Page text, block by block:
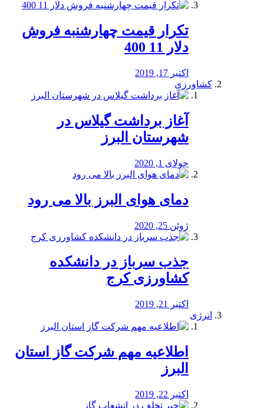
تکرار قیمت چهارشنبه فروش
دلار 11 400
اکتبر 17, 2019
کشاورزی
آغاز برداشت گیلاس در
شهرستان البرز
جولای 1, 2020
دمای هوای البرز بالا می رود
ژوئن 25, 2020
جذب سرباز در دانشکده
کشاورزی کرج
اکتبر 21, 2019
انرژی
️اطلاعیه مهم شرکت گاز استان
البرز
اکتبر 22, 2019